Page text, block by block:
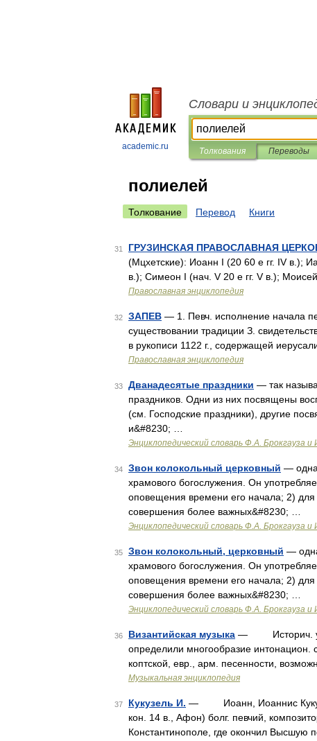
academic.ru
Словари и
Толкования Переводы
полиелей
Толкование Перевод Книги
31 ГРУЗИНСКАЯ ПРАВОСЛАВНАЯ
(Мцхетские): Иоанн I (20 60 е гг. IV в.);
в.); Симеон I (нач. V 20 е гг. V в.);
Православная энциклопедия
32 ЗАПЕВ — 1. Певч. исполнение начала
существовании традиции З.
в рукописи 1122 г., содержащей
Православная энциклопедия
33 Дванадесятые праздники — так
праздников. Одни из них посвящены
(см. Господские праздники), другие
и&#8230; …
Энциклопедический словарь Ф.А. Брокгауза
34 Звон колокольный церковный — одна
храмового богослужения. Он
оповещения времени его начала; 2)
совершения более важных&#8230; …
Энциклопедический словарь Ф.А. Брокгауза
35 Звон колокольный, церковный —
храмового богослужения. Он
оповещения времени его начала; 2)
совершения более важных&#8230; …
Энциклопедический словарь Ф.А. Брокгауза
36 Византийская музыка — Историч.
определили многообразие интонацион.
коптской, евр., арм. песенности,
Музыкальная энциклопедия
37 Кукузель И. — Иоанн, Иоаннис
кон. 14 в., Афон) болг. певчий,
Константинополе, где окончил Высшую